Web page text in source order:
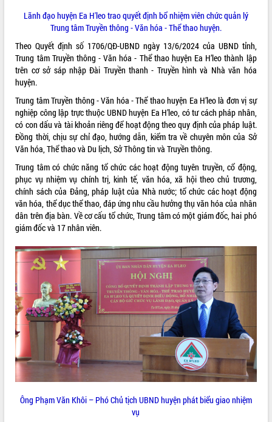
VIDEO
Loading the player...
Khám bệnh, cấp phát thuốc miễn phí
và tặng quà người dân xã Cư Pui
Hội nghị UBND tỉnh Đắk Lắk thường kỳ
tháng 7/2026
Lễ truy tặng danh hiệu “Bà Mẹ Việt
Nam Anh hùng” và trao Huân chương
Lao động
UBND tỉnh Đắk Lắk triển khai nhiệm
vụ 6 tháng cuối năm 2026
Kỳ họp thứ Hai, Hội đồng nhân dân
quan trọng
ALBUM ẢNH
Lãnh đạo huyện Ea H'leo trao quyết định bổ nhiệm viên chức quản lý
Trung tâm Truyền thông - Văn hóa - Thể thao huyện.
Theo Quyết định số 1706/QĐ-UBND ngày 13/6/2024 của UBND tỉnh,
Trung tâm Truyền thông - Văn hóa - Thể thao huyện Ea H’leo thành lập
trên cơ sở sáp nhập Đài Truyền thanh - Truyền hình và Nhà văn hóa
huyện.
Trung tâm Truyền thông - Văn hóa - Thể thao huyện Ea H’leo là đơn vị sự
nghiệp công lập trực thuộc UBND huyện Ea H’leo, có tư cách pháp nhân,
có con dấu và tài khoản riêng để hoạt động theo quy định của pháp luật.
Đồng thời, chịu sự chỉ đạo, hướng dẫn, kiểm tra về chuyên môn của Sở
Văn hóa, Thể thao và Du lịch, Sở Thông tin và Truyền thông.
Trung tâm có chức năng tổ chức các hoạt động tuyên truyền, cổ động,
phục vụ nhiệm vụ chính trị, kinh tế, văn hóa, xã hội theo chủ trương,
chính sách của Đảng, pháp luật của Nhà nước; tổ chức các hoạt động
văn hóa, thể dục thể thao, đáp ứng nhu cầu hưởng thụ văn hóa của nhân
dân trên địa bàn. Về cơ cấu tổ chức, Trung tâm có một giám đốc, hai phó
giám đốc và 17 nhân viên.
Ông Phạm Văn Khôi – Phó Chủ tịch UBND huyện phát biểu giao nhiệm
vụ